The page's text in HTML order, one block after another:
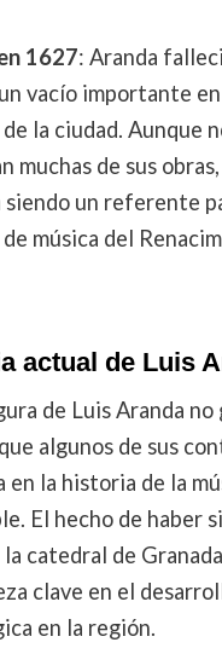
1627: Aranda
vacío importante
la ciudad. Aunque
muchas de sus
un referente
música del
actual de Luis
de Luis Aranda no
algunos de sus
en la historia de la
El hecho de haber
catedral de
clave en el
en la región.